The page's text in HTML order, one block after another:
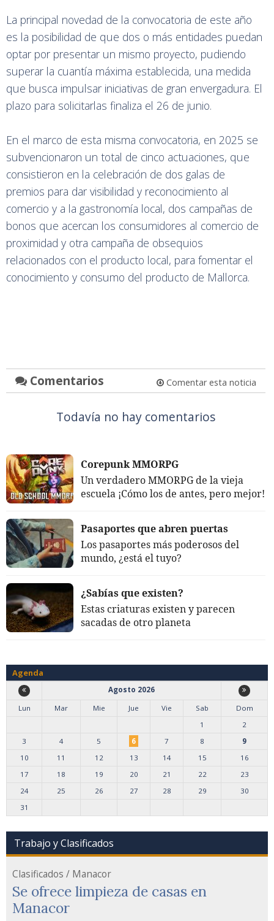
La principal novedad de la convocatoria de este año
es la posibilidad de que dos o más entidades puedan
optar por presentar un mismo proyecto, pudiendo
superar la cuantía máxima establecida, una medida
que busca impulsar iniciativas de gran envergadura. El
plazo para solicitarlas finaliza el 26 de junio.
En el marco de esta misma convocatoria, en 2025 se
subvencionaron un total de cinco actuaciones, que
consistieron en la celebración de dos galas de
premios para dar visibilidad y reconocimiento al
comercio y a la gastronomía local, dos campañas de
bonos que acercan los consumidores al comercio de
proximidad y otra campaña de obsequios
relacionados con el producto local, para fomentar el
conocimiento y consumo del producto de Mallorca.
Comentarios Comentar esta noticia
Todavía no hay comentarios
Corepunk MMORPG
Un verdadero MMORPG de la vieja
escuela ¡Cómo los de antes, pero mejor!
Pasaportes que abren puertas
Los pasaportes más poderosos del
mundo, ¿está el tuyo?
¿Sabías que existen?
Estas criaturas existen y parecen
sacadas de otro planeta
Agenda
Agosto 2026
Lun
Mar Mie Jue Vie Sab
Dom
1
2
3
4 5 6 7 8
9
10
11 12 13 14 15
16
17
18 19 20 21 22
23
24
25 26 27 28 29
30
31
Trabajo y Clasificados
Clasificados / Manacor
Se ofrece limpieza de casas en
Manacor